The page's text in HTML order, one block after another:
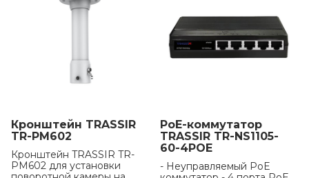
Кронштейн TRASSIR
TR-PM602
Кронштейн TRASSIR TR-
PM602 для установки
РоЕ-коммутатор
TRASSIR TR-NS1105-
60-4POE
- Неуправляемый PoE